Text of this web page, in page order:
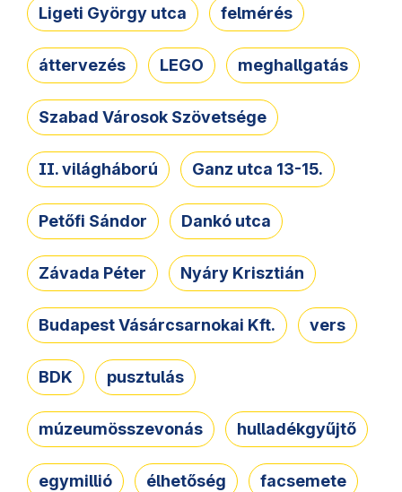
Ligeti György utca felmérés
áttervezés LEGO meghallgatás
Szabad Városok Szövetsége
II. világháború Ganz utca 13-15.
Petőfi Sándor Dankó utca
Závada Péter Nyáry Krisztián
Budapest Vásárcsarnokai Kft. vers
BDK pusztulás
múzeumösszevonás hulladékgyűjtő
egymillió élhetőség facsemete